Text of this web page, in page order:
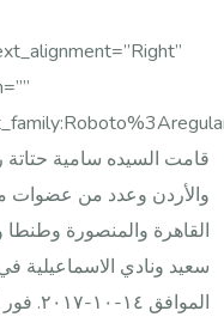
والأردن وعدد من عضوات
القاهرة والمنصورة وطنطا
سعيد ونادي الاسماعيلية